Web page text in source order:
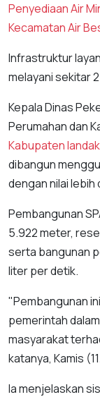
Penyediaan Air
Kecamatan Air
Infrastruktur
melayani sekitar
Kepala Dinas
Perumahan dan
Kabupaten landak
dibangun
dengan nilai lebih
Pembangunan
5.922 meter,
serta bangunan
liter per detik.
"Pembangunan
pemerintah
masyarakat
katanya, Kamis
Ia menjelaskan